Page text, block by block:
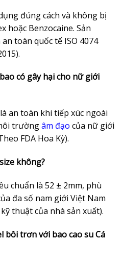
đúng cách và không bị
hoặc Benzocaine. Sản
toàn quốc tế ISO 4074
có gây hại cho nữ giới
an toàn khi tiếp xúc ngoài
trườngâm đạo của nữ giới
FDA Hoa Kỳ).
không?
chuẩn là 52 ± 2mm, phù
đa số nam giới Việt Nam
thuật của nhà sản xuất).
bôi trơn với bao cao su Cá